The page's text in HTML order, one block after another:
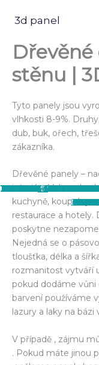
3d panel
stěnu |
Tyto panely jsou
vlhkosti 8-9%.
dub, buk, ořech,
zákazníka.
Dřevěné panely –
interiéru.Velice
kuchyně, koupelny
restaurace a
poskytne
Nejedná se o
tloušťka, délka a
rozmanitost vytváří
pokud dodáme vůni
barvení používáme
lazury a laky na bázi
V případě , zájmu
. Pokud máte jinou